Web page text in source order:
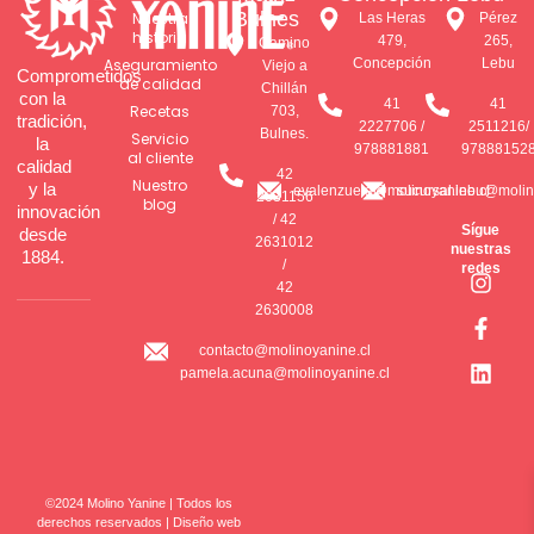
Comprometidos
con la
tradición,
la
calidad
y la
innovación
desde
1884.
Nuestra
historia
Aseguramiento
de calidad
Recetas
Servicio
al cliente
Nuestro
blog
Bulnes
Camino
Viejo a
Chillán
703,
Bulnes.
42
2631156
/ 42
2631012
/
42
2630008
contacto@molinoyanine.cl
pamela.acuna@molinoyanine.cl
Las Heras
479,
Concepción
41
2227706 /
978881881
evalenzuela@molinoyanine.cl
Pérez
265,
Lebu
41
2511216/
Sígue
nuestras
redes
I
n
s
t
a
g
F
a
c
e
b
o
L
i
n
k
e
d
©2024 Molino Yanine | Todos los
derechos reservados | Diseño web